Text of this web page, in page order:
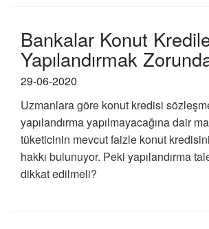
Bankalar Konut
Yapılandırmak
29-06-2020
Uzmanlara göre konut kredisi
yapılandırma yapılmayacağına dair
tüketicinin mevcut faizle konut
hakkı bulunuyor. Peki yapılandırma
dikkat edilmeli?